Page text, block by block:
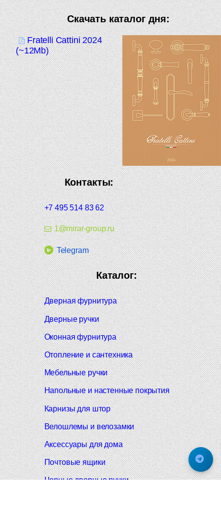
Скачать каталог дня:
Fratelli Cattini 2024
(~12Mb)
Контакты:
+7 495 514 83 62
1@mirar-group.ru
Telegram
Каталог:
Дверная фурнитура
Дверные ручки
Оконная фурнитура
Отопление и сантехника
Мебельные ручки
Напольные и настенные покрытия
Карнизы для штор
Велошлемы и велозамки
Аксессуары для дома
Почтовые ящики
Черные дверные ручки